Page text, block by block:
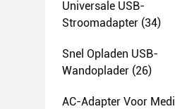
Universale USB-
Stroomadapter (34)
Snel Opladen USB-
Wandoplader (26)
AC-Adapter Voor